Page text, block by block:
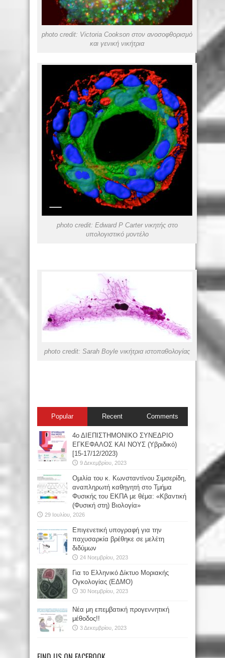
photo credit: Victoria Cookson στον ανοσοφθορισμό
και γενική νικήτρια
photo credit: Edward P Carter νικητής στο
υπολογιστικό μοντέλο
photo credit: Sarah Boyle νικήτρια ιστοπαθολογίας
Popular Recent Comments
4ο ΔΙΕΠΙΣΤΗΜΟΝΙΚΟ ΣΥΝΕΔΡΙΟ
ΕΓΚΕΦΑΛΟΣ ΚΑΙ ΝΟΥΣ (Υβριδικό)
[15-17/12/2023)
9 Δεκεμβρίου, 2023
Oμιλία του κ. Κωνσταντίνου Σιμσερίδη,
αναπληρωτή καθηγητή στο Τμήμα
Φυσικής του ΕΚΠΑ με θέμα: «Κβαντική
(Φυσική στη) Βιολογία»
29 Ιουλίου, 2026
Επιγενετική υπογραφή για την
παχυσαρκία βρέθηκε σε μελέτη
διδύμων
24 Νοεμβρίου, 2023
Για το Ελληνικό Δίκτυο Μοριακής
Ογκολογίας (ΕΔΜΟ)
30 Νοεμβρίου, 2023
Νέα μη επεμβατική προγεννητική
μέθοδος!!
3 Δεκεμβρίου, 2023